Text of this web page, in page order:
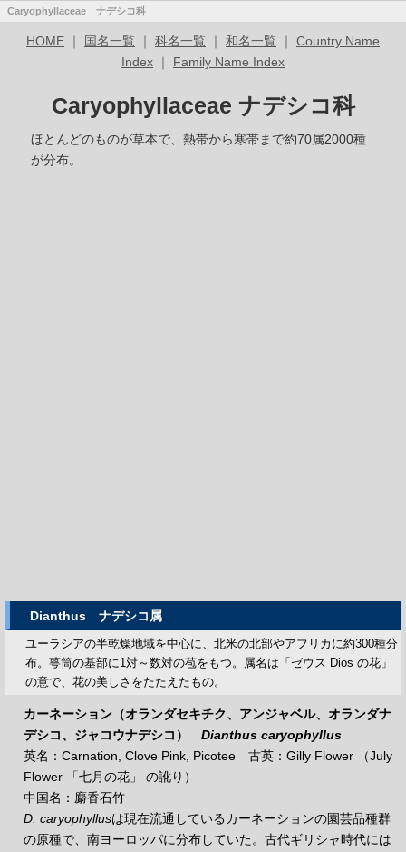
Caryophyllaceae ナデシコ科
HOME ｜ 国名一覧 ｜ 科名一覧 ｜ 和名一覧 ｜ Country Name
Index ｜ Family Name Index
Caryophyllaceae ナデシコ科
ほとんどのものが草本で、熱帯から寒帯まで約70属2000種
が分布。
Dianthus ナデシコ属
ユーラシアの半乾燥地域を中心に、北米の北部やアフリカに約300種分
布。萼筒の基部に1対～数対の苞をもつ。属名は「ゼウス Dios の花」
の意で、花の美しさをたたえたもの。
カーネーション（オランダセキチク、アンジャベル、オランダナ
デシコ、ジャコウナデシコ）
Dianthus caryophyllus
英名：Carnation, Clove Pink, Picotee 古英：Gilly Flower （July
Flower 「七月の花」 の訛り）
中国名：麝香石竹
D. caryophyllusは現在流通しているカーネーションの園芸品種群
の原種で、南ヨーロッパに分布していた。古代ギリシャ時代には